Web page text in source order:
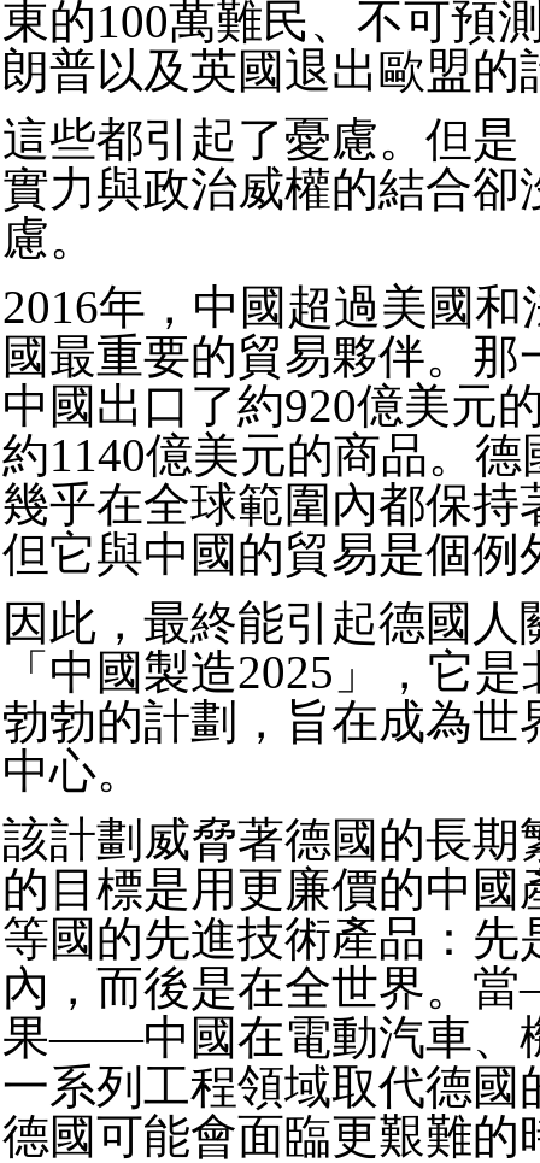
東的100萬難民、不可預
朗普以及英國退出歐盟的
這些都引起了憂慮。但是
實力與政治威權的結合卻
慮。
2016年，中國超過美國
國最重要的貿易夥伴。那
中國出口了約920億美元
約1140億美元的商品。
幾乎在全球範圍內都保持
但它與中國的貿易是個例
因此，最終能引起德國人
「中國製造2025」，它
勃勃的計劃，旨在成為世
中心。
該計劃威脅著德國的長期
的目標是用更廉價的中國
等國的先進技術產品：先
內，而後是在全世界。
果——中國在電動汽車、
一系列工程領域取代德國
德國可能會面臨更艱難的